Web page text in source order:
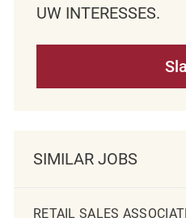
UW INTERESSES.
SIMILAR JOBS
RETAIL SALES